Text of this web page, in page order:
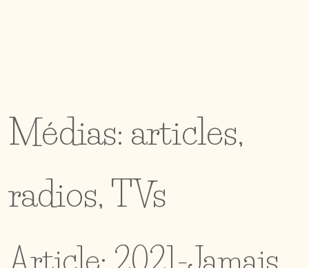
Médias: articles,
radios, TVs
Article: 2021-Jamais